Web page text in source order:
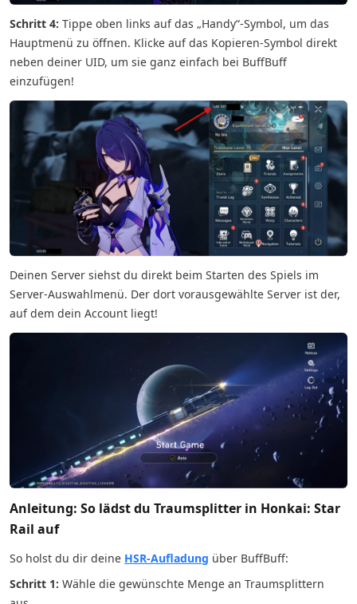
Schritt 4: Tippe oben links auf das „Handy“-Symbol, um das
Hauptmenü zu öffnen. Klicke auf das Kopieren-Symbol direkt
neben deiner UID, um sie ganz einfach bei BuffBuff
einzufügen!
Deinen Server siehst du direkt beim Starten des Spiels im
Server-Auswahlmenü. Der dort vorausgewählte Server ist der,
auf dem dein Account liegt!
Anleitung: So lädst du Traumsplitter in Honkai: Star
Rail auf
So holst du dir deine HSR-Aufladung über BuffBuff:
Schritt 1: Wähle die gewünschte Menge an Traumsplittern